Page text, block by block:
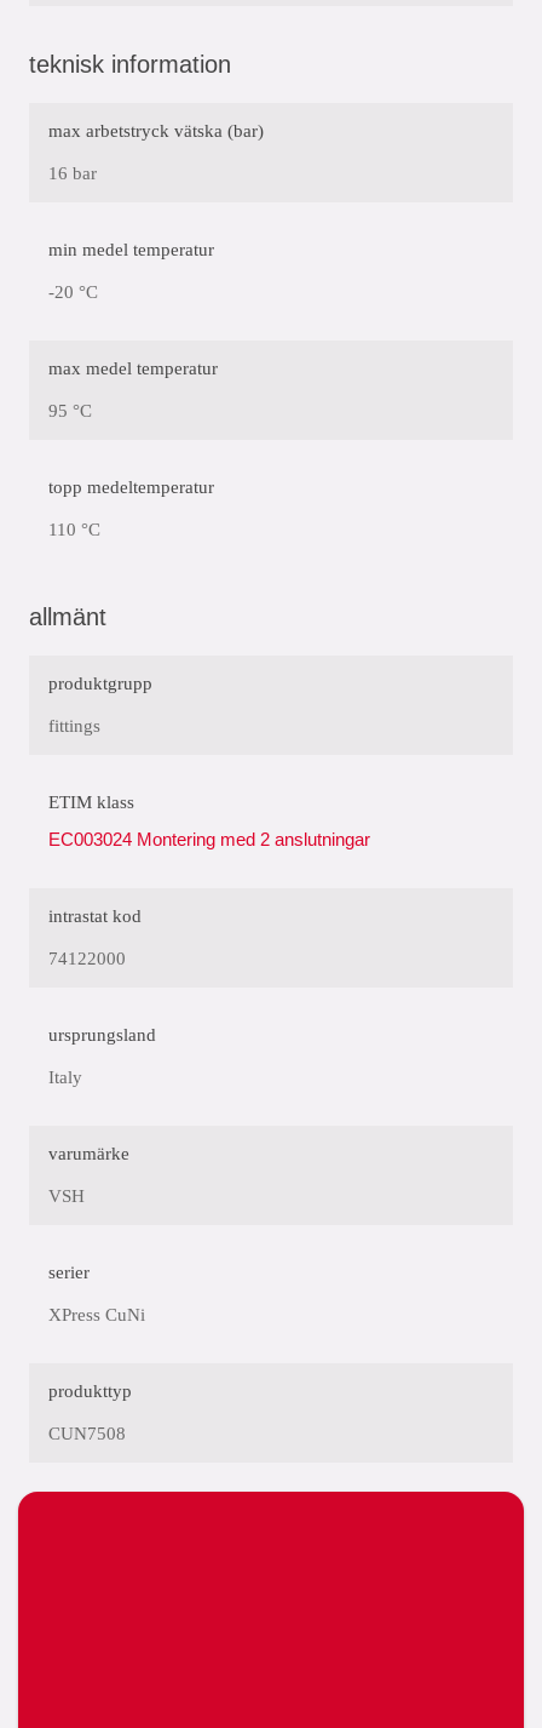
teknisk information
max arbetstryck vätska (bar)
16 bar
min medel temperatur
-20 °C
max medel temperatur
95 °C
topp medeltemperatur
110 °C
allmänt
produktgrupp
fittings
ETIM klass
EC003024 Montering med 2 anslutningar
intrastat kod
74122000
ursprungsland
Italy
varumärke
VSH
serier
XPress CuNi
produkttyp
CUN7508